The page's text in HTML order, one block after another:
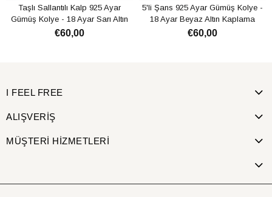
Taşlı Sallantılı Kalp 925 Ayar
Gümüş Kolye - 18 Ayar Sarı Altın
Kaplama
€60,00
5'li Şans 925 Ayar Gümüş Kolye -
18 Ayar Beyaz Altın Kaplama
€60,00
I FEEL FREE
ALIŞVERİŞ
MÜŞTERİ HİZMETLERİ